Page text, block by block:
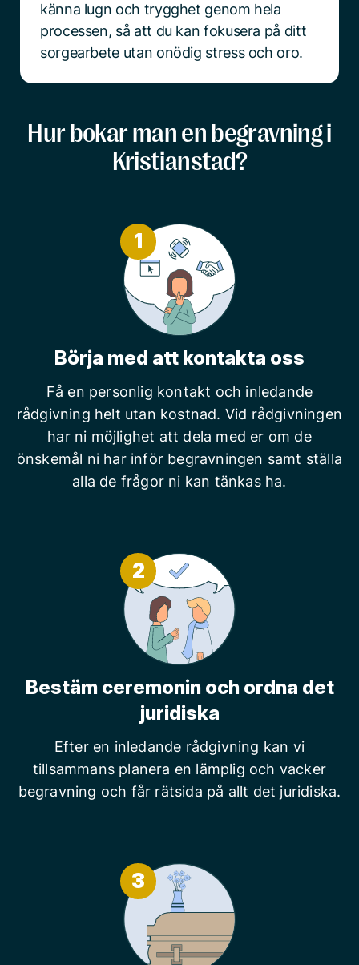
känna lugn och trygghet genom hela
processen, så att du kan fokusera på ditt
sorgearbete utan onödig stress och oro.
Hur bokar man en begravning i
Kristianstad?
1
Börja med att kontakta oss
Få en personlig kontakt och inledande
rådgivning helt utan kostnad. Vid rådgivningen
har ni möjlighet att dela med er om de
önskemål ni har inför begravningen samt ställa
alla de frågor ni kan tänkas ha.
2
Bestäm ceremonin och ordna det
juridiska
Efter en inledande rådgivning kan vi
tillsammans planera en lämplig och vacker
begravning och får rätsida på allt det juridiska.
3